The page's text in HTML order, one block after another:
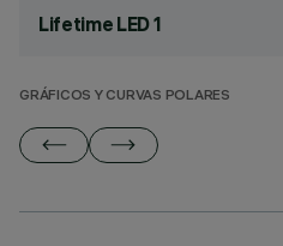
Lifetime LED 1
GRÁFICOS Y CURVAS POLARES